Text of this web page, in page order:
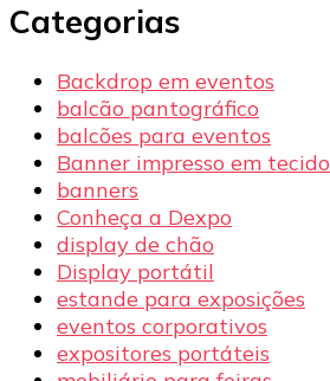
Categorias
Backdrop em eventos
balcão pantográfico
balcões para eventos
Banner impresso em tecido
banners
Conheça a Dexpo
display de chão
Display portátil
estande para exposições
eventos corporativos
expositores portáteis